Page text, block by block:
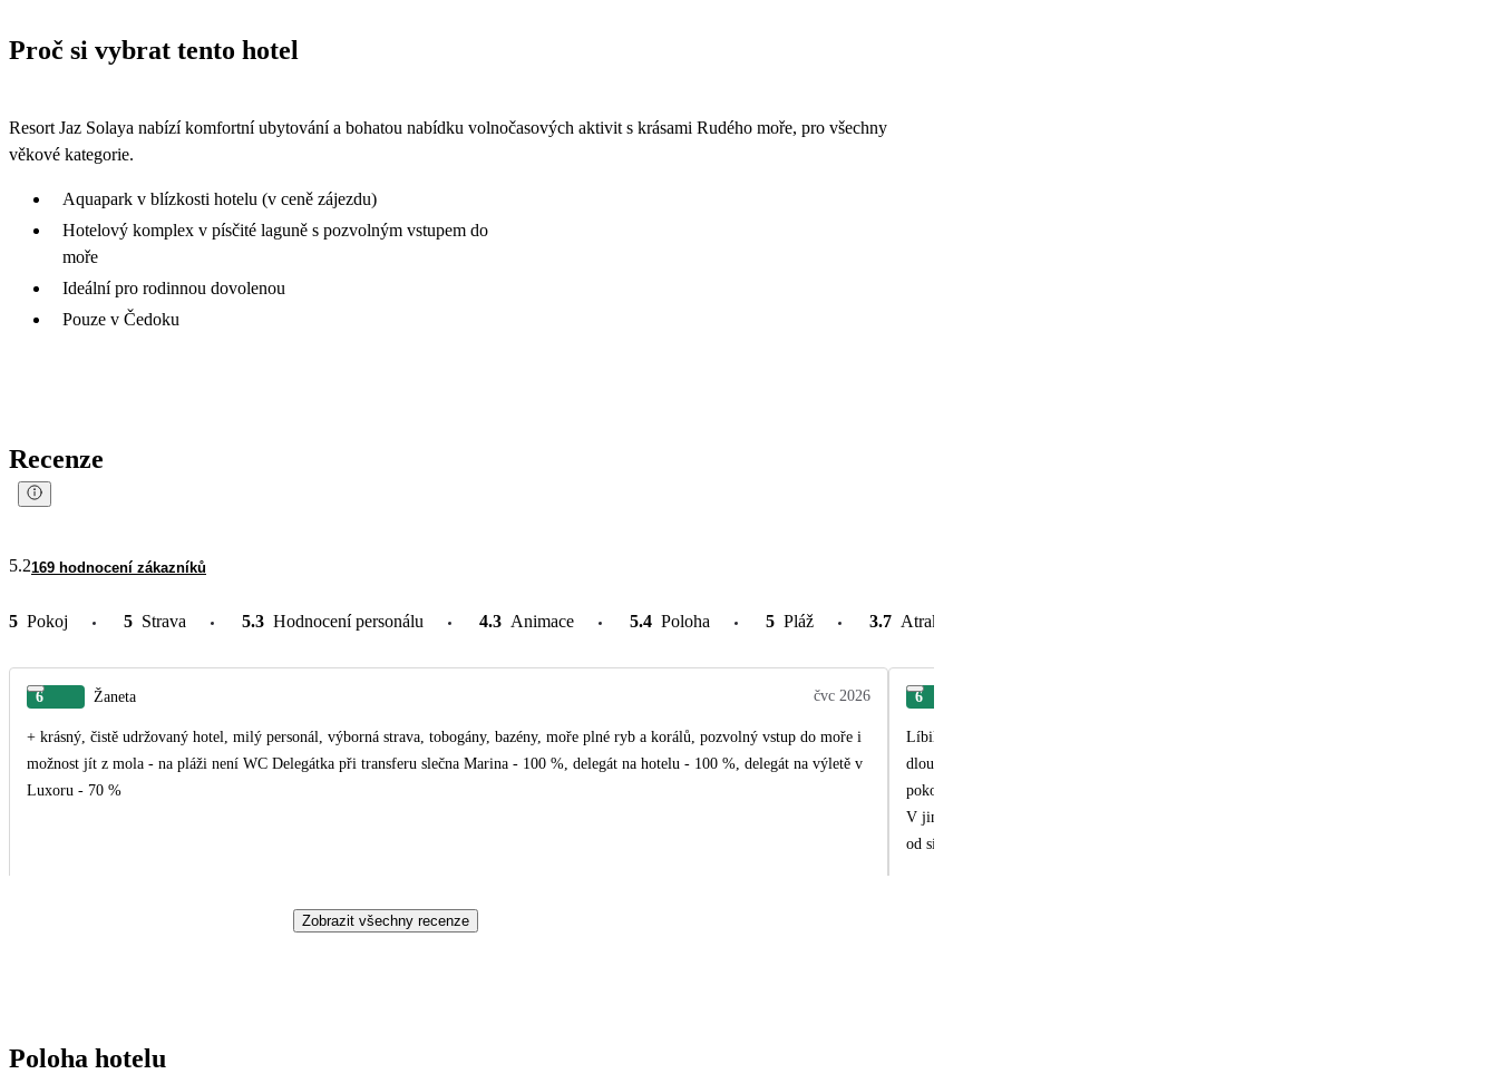
Proč si vybrat tento hotel
Resort Jaz Solaya nabízí komfortní ubytování a bohatou nabídku volnočasových aktivit s krásami Rudého moře, pro všechny
věkové kategorie.
Aquapark v blízkosti hotelu (v ceně zájezdu)
Hotelový komplex v písčité laguně s pozvolným vstupem do
moře
Ideální pro rodinnou dovolenou
Pouze v Čedoku
Recenze
5.2169 hodnocení zákazníků
5 Pokoj 5 Strava 5.3 Hodnocení personálu 4.3 Animace 5.4 Poloha 5 Pláž 3.7 Atrakce v okolí
6 Žaneta čvc 2026
+ krásný, čistě udržovaný hotel, milý personál, výborná strava, tobogány, bazény, moře plné ryb a korálů, pozvolný vstup do moře i
možnost jít z mola - na pláži není WC Delegátka při transferu slečna Marina - 100 %, delegát na hotelu - 100 %, delegát na výletě v
Luxoru - 70 %
6
Líbilo se nám téměř vše, úžasný animační tým, zejména animátorka Kamilka. Hotel bezvadný, pokoje menší, ale útulné. Moře bylo
dlouho mělké , ale šnorchlování se dalo vyřešit tím, že se šlo do moře z mola. Jediné mínus hotelu je hluk z chodby, který proniká na
pokoj. Chápu, že za neukázněné hosty hotel nemůže, ale bylo hodně nepříjemné v noci slyšet zvuk koleček kufrů na venkovní dlažbě.
V jiných hotelech to řeší odvozem kufrů elektrovozítky a hosty tím neruší. Celkově hodnotím služby hotelu jako prvotřídní, což se
od sítě hotelů Jazz očekává. Ale není běžné, aby byl personál tak milý a vstřícný a ochotný a
Zobrazit všechny recenze
Poloha hotelu